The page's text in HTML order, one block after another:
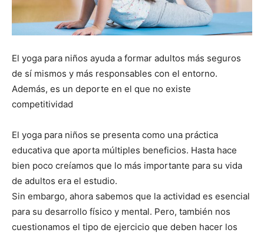
El yoga para niños ayuda a formar adultos más seguros
de sí mismos y más responsables con el entorno.
Además, es un deporte en el que no existe
competitividad
El yoga para niños se presenta como una práctica
educativa que aporta múltiples beneficios. Hasta hace
bien poco creíamos que lo más importante para su vida
de adultos era el estudio.
Sin embargo, ahora sabemos que la actividad es esencial
para su desarrollo físico y mental. Pero, también nos
cuestionamos el tipo de ejercicio que deben hacer los